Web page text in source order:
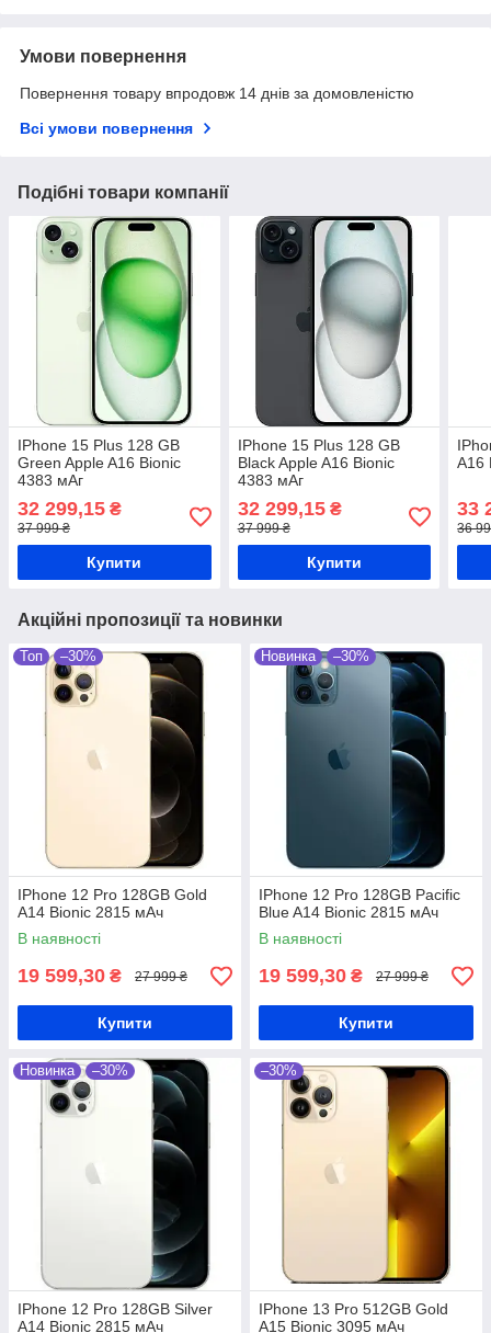
Умови повернення
Повернення товару впродовж 14 днів за домовленістю
Всі умови повернення
Подібні товари компанії
IPhone 15 Plus 128 GB
Green Apple A16 Bionic
4383 мАг
32 299,15 ₴
37 999 ₴
Купити
IPhone 15 Plus 128 GB
Black Apple A16 Bionic
4383 мАг
32 299,15₴
37 999 ₴
Купити
A16
33
36
Акційні пропозиції та новинки
Топ –30%
IPhone 12 Pro 128GB Gold
A14 Bionic 2815 мАч
В наявності
19 599,30 ₴ 27 999 ₴
Купити
Новинка –30%
IPhone 12 Pro 128GB Pacific
Blue A14 Bionic 2815 мАч
В наявності
19 599,30 ₴ 27 999 ₴
Купити
Новинка –30%
IPhone 12 Pro 128GB Silver
A14 Bionic 2815 мАч
–30%
IPhone 13 Pro 512GB Gold
A15 Bionic 3095 мАч